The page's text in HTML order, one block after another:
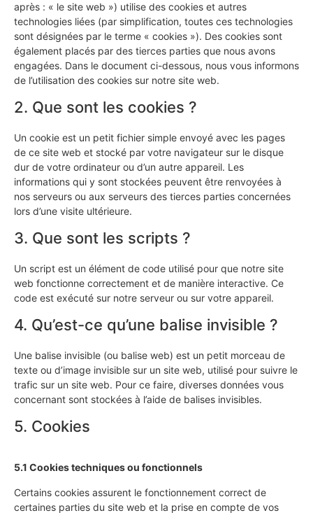
après : « le site web ») utilise des cookies et autres
technologies liées (par simplification, toutes ces technologies
sont désignées par le terme « cookies »). Des cookies sont
également placés par des tierces parties que nous avons
engagées. Dans le document ci-dessous, nous vous informons
de l’utilisation des cookies sur notre site web.
2. Que sont les cookies ?
Un cookie est un petit fichier simple envoyé avec les pages
de ce site web et stocké par votre navigateur sur le disque
dur de votre ordinateur ou d’un autre appareil. Les
informations qui y sont stockées peuvent être renvoyées à
nos serveurs ou aux serveurs des tierces parties concernées
lors d’une visite ultérieure.
3. Que sont les scripts ?
Un script est un élément de code utilisé pour que notre site
web fonctionne correctement et de manière interactive. Ce
code est exécuté sur notre serveur ou sur votre appareil.
4. Qu’est-ce qu’une balise invisible ?
Une balise invisible (ou balise web) est un petit morceau de
texte ou d’image invisible sur un site web, utilisé pour suivre le
trafic sur un site web. Pour ce faire, diverses données vous
concernant sont stockées à l’aide de balises invisibles.
5. Cookies
5.1 Cookies techniques ou fonctionnels
Certains cookies assurent le fonctionnement correct de
certaines parties du site web et la prise en compte de vos